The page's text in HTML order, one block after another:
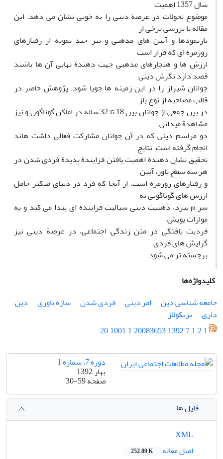
سال 1357 اهمیت
موضوع تحولات در عرصة دینی را به خوبی نشان می دهد. این
مقاله با بررسی برخی از
بازنمودها و آیین های مذهبی و نیز چند نمونه از رفتارهای
روزمره ای که قرار است
ارزش ها و هنجارهای مذهبی جهت دهندة نهایی آن ها باشند
قصد دارد نگرش دینی
جوانان شیراز را در این زمینه ها جویا شود. پژوهش حاضر در
قالب مصاحبه از نوع باز
در بین جمعی از جوانان بین 18 تا 32 ساله در اماکن گوناگون و نیز
مشاهدة میدانی
دو مراسم دینی که در آن جوانان مشارکت فعالی داشت هاند
انجام گرفته است. نتایج
تحقیق نشان دهندة اهمیت یافتن فزایندة پدیدة فردی شدن در
هر سه سطح باور، آیین
و رفتارهای روزمره است. از آنجا که فرد در دنیای متکثر حامل
ارزش های گوناگونی به
سر م یبرد، ذهنیت دینی سیالیت فزاینده ای پیدا می کند و به
موازات پویش
فردیت یافتگی در متن زندگی اجتماعی، در عرصة دینی نیز
گرایش های فردی
برجسته تر می شود.
کلیدواژه‌ها
جامعه شناسی دین
امر دینی فردی شدن سازه باوری
دین
داری
بریکولاژ
20.1001.1.20083653.1392.7.1.2.1
دوره 7، شماره 1
بهار 1392
صفحه30-59
فایل ها
اصل مقاله
252.89 K